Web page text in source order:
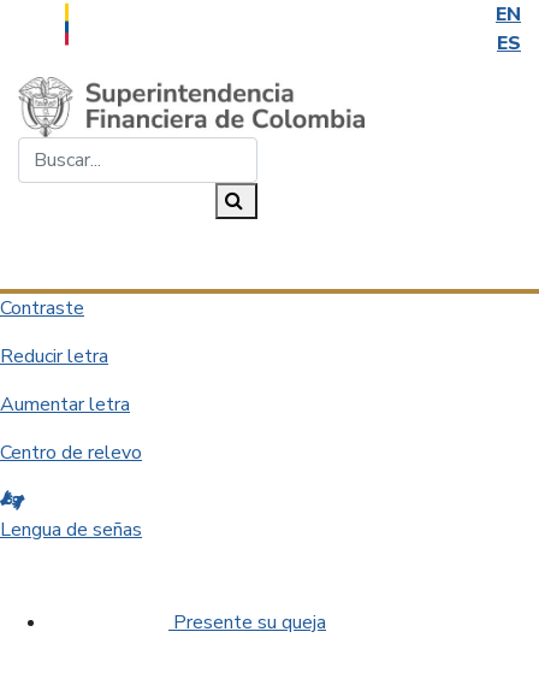
EN
ES
Saltar al contenido principal
Contraste
Reducir letra
Aumentar letra
Centro de relevo
Lengua de señas
Presente su queja